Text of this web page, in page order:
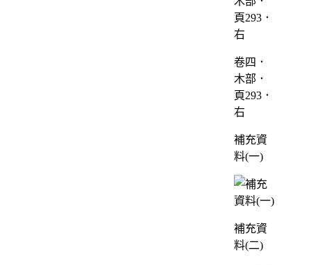
卷四．
木部．
頁293．
右
補充資
料(一)
補充資
料(二)